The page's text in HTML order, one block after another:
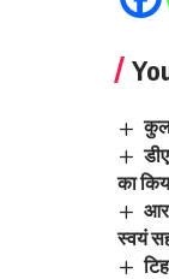
का
स्वयं